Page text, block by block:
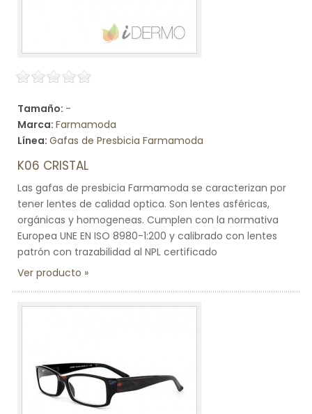
Tamaño: -
Marca: Farmamoda
Línea: Gafas de Presbicia Farmamoda
K06 CRISTAL
Las gafas de presbicia Farmamoda se caracterizan por
tener lentes de calidad optica. Son lentes asféricas,
orgánicas y homogeneas. Cumplen con la normativa
Europea UNE EN ISO 8980-1:200 y calibrado con lentes
patrón con trazabilidad al NPL certificado
Ver producto